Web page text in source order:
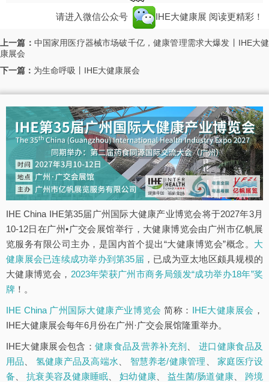
请进入微信公众号 IHE大健康展 阅读更精彩！
上一篇： 中国家用医疗器械市场破千亿，健康管理需求大爆发丨IHE大健
康展会
下一篇： 为生命呼吸丨IHE大健康展会
IHE China IHE第35届广州国际大健康产业博览会将于2027年3月
10-12日在广州•广交会展馆举行，大健康博览会由广州市亿帆展
览服务有限公司主办，是国内首个提出“大健康博览会”概念。 大
健康展会已连续成功举办到第35届 ，已成为亚太地区颇具规模的
大健康博览会， 2023年荣获广州市商务局颁发“成功举办18年”奖
牌 ！。
IHE China 广州国际大健康产业博览会 简称： IHE大健康展会 ，
IHE大健康展会每年6月份在广州·广交会展馆隆重举办。
IHE大健康展会包含： 健康食品及营养补充剂 、进口健康食品及
用品
氢健康产品及高端水 智慧养老/健康管理 、家庭医疗设
备 、抗衰美容及健康睡眠 、妇幼健康、 益生菌/肠道健康、 跨境